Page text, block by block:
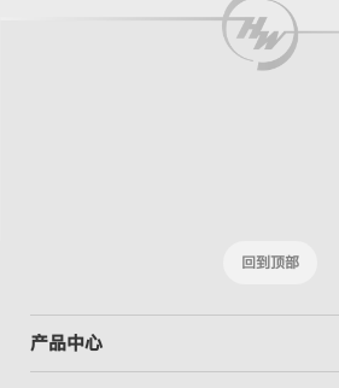
回到顶部
产品中心